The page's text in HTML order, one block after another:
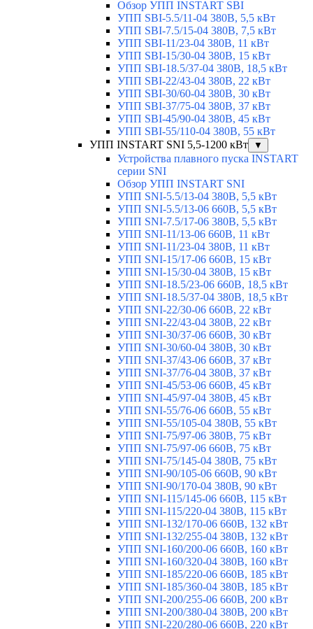
Обзор УПП INSTART SBI
УПП SBI-5.5/11-04 380В, 5,5 кВт
УПП SBI-7.5/15-04 380В, 7,5 кВт
УПП SBI-11/23-04 380В, 11 кВт
УПП SBI-15/30-04 380В, 15 кВт
УПП SBI-18.5/37-04 380В, 18,5 кВт
УПП SBI-22/43-04 380В, 22 кВт
УПП SBI-30/60-04 380В, 30 кВт
УПП SBI-37/75-04 380В, 37 кВт
УПП SBI-45/90-04 380В, 45 кВт
УПП SBI-55/110-04 380В, 55 кВт
УПП INSTART SNI 5,5-1200 кВт
▼
Устройства плавного пуска INSTART
серии SNI
Обзор УПП INSTART SNI
УПП SNI-5.5/13-04 380В, 5,5 кВт
УПП SNI-5.5/13-06 660В, 5,5 кВт
УПП SNI-7.5/17-06 380В, 5,5 кВт
УПП SNI-11/13-06 660В, 11 кВт
УПП SNI-11/23-04 380В, 11 кВт
УПП SNI-15/17-06 660В, 15 кВт
УПП SNI-15/30-04 380В, 15 кВт
УПП SNI-18.5/23-06 660В, 18,5 кВт
УПП SNI-18.5/37-04 380В, 18,5 кВт
УПП SNI-22/30-06 660В, 22 кВт
УПП SNI-22/43-04 380В, 22 кВт
УПП SNI-30/37-06 660В, 30 кВт
УПП SNI-30/60-04 380В, 30 кВт
УПП SNI-37/43-06 660В, 37 кВт
УПП SNI-37/76-04 380В, 37 кВт
УПП SNI-45/53-06 660В, 45 кВт
УПП SNI-45/97-04 380В, 45 кВт
УПП SNI-55/76-06 660В, 55 кВт
УПП SNI-55/105-04 380В, 55 кВт
УПП SNI-75/97-06 380В, 75 кВт
УПП SNI-75/97-06 660В, 75 кВт
УПП SNI-75/145-04 380В, 75 кВт
УПП SNI-90/105-06 660В, 90 кВт
УПП SNI-90/170-04 380В, 90 кВт
УПП SNI-115/145-06 660В, 115 кВт
УПП SNI-115/220-04 380В, 115 кВт
УПП SNI-132/170-06 660В, 132 кВт
УПП SNI-132/255-04 380В, 132 кВт
УПП SNI-160/200-06 660В, 160 кВт
УПП SNI-160/320-04 380В, 160 кВт
УПП SNI-185/220-06 660В, 185 кВт
УПП SNI-185/360-04 380В, 185 кВт
УПП SNI-200/255-06 660В, 200 кВт
УПП SNI-200/380-04 380В, 200 кВт
УПП SNI-220/280-06 660В, 220 кВт